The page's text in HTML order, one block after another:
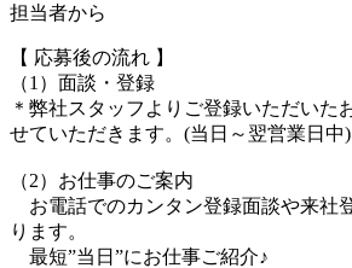
担当者から
【 応募後の流れ 】
（1）面談・登録
＊弊社スタッフよりご登録いただいた
せていただきます。(当日～翌営業日中)
（2）お仕事のご案内
お電話でのカンタン登録面談や来社
ります。
最短”当日”にお仕事ご紹介♪